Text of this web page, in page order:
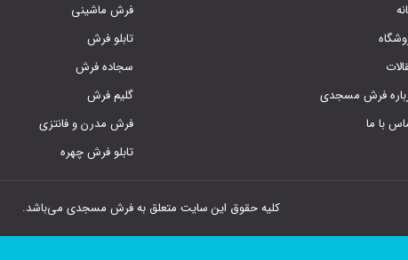
فرش مسجدی
با ما
فرش ماشینی
تابلو فرش
سجاده فرش
گلیم فرش
فرش مدرن و فانتزی
تابلو فرش چهره
کلیه حقوق این سایت متعلق به فرش مسجدی می‌باشد.